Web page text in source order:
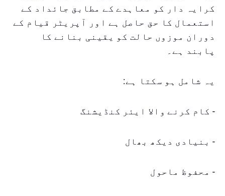
کرایہ دار کو معاہدے کے مطابق جائداد کے
استعمال کا حق حاصل ہے اور آپریٹر قیام کے
دوران موزوں حالت کو یقینی بنانے کا
پابند ہے۔
یہ شامل ہو سکتا ہے:
- کام کرنے والا ایئر کنڈیشنگ
- بنیادی دیکھ بھال
- محفوظ ماحول